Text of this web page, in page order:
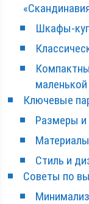
Шкафы-
Ключевые
Размеры и
Стиль и
Советы по